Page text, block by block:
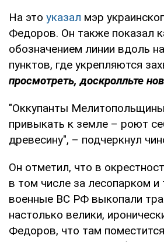
На это указал мэр
Федоров. Он также показал
обозначением линии вдоль
пунктов, где укрепляются
просмотреть, доскролльте
"Оккупанты
привыкать к земле – роют
древесину", – подчеркнул
Он отметил, что в
в том числе за лесопарком и
военные ВС РФ выкопали
настолько велики,
Федоров, что там